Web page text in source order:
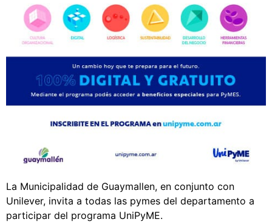
La Municipalidad de Guaymallen, en conjunto con
Unilever, invita a todas las pymes del departamento a
participar del programa UniPyME.